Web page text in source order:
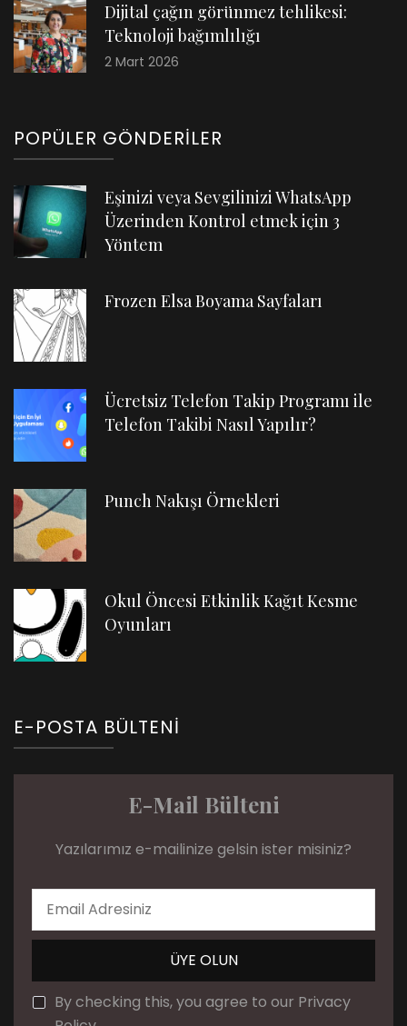
Dijital çağın görünmez tehlikesi:
Teknoloji bağımlılığı
2 Mart 2026
POPÜLER GÖNDERILER
Eşinizi veya Sevgilinizi WhatsApp
Üzerinden Kontrol etmek için 3
Yöntem
Frozen Elsa Boyama Sayfaları
Ücretsiz Telefon Takip Programı ile
Telefon Takibi Nasıl Yapılır?
Punch Nakışı Örnekleri
Okul Öncesi Etkinlik Kağıt Kesme
Oyunları
E-POSTA BÜLTENI
E-Mail Bülteni
Yazılarımız e-mailinize gelsin ister misiniz?
By checking this, you agree to our Privacy